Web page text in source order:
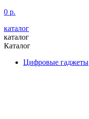
0 р.
каталог
каталог
Каталог
Цифровые гаджеты